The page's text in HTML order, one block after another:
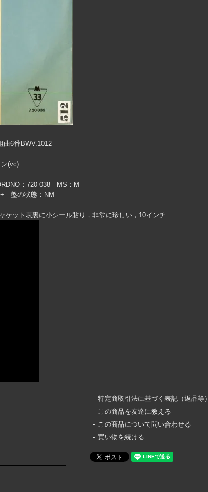
曲6番BWV.1012
ン(vc)
：720 038 MS：M
盤の状態：NM-
ケット表裏に小シール貼り，非常に珍しい，10インチ
特定商取引法に基づく表記（返品等）
この商品を友達に教える
この商品について問い合わせる
買い物を続ける